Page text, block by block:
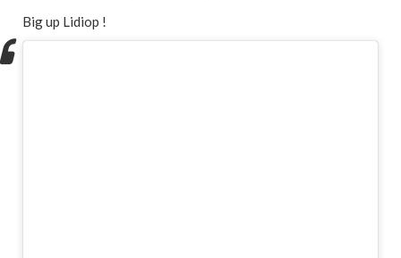
Big up Lidiop !